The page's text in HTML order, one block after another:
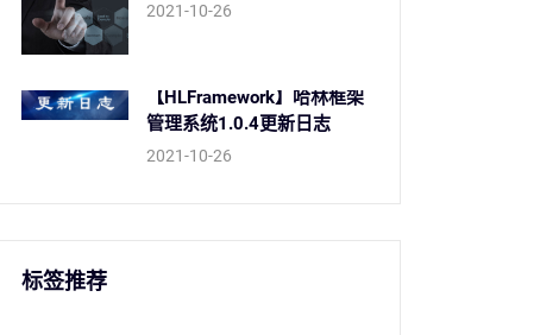
2021-10-26
【HLFramework】哈林框架
管理系统1.0.4更新日志
2021-10-26
标签推荐